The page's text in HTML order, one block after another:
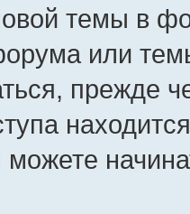
темы в
или
прежде